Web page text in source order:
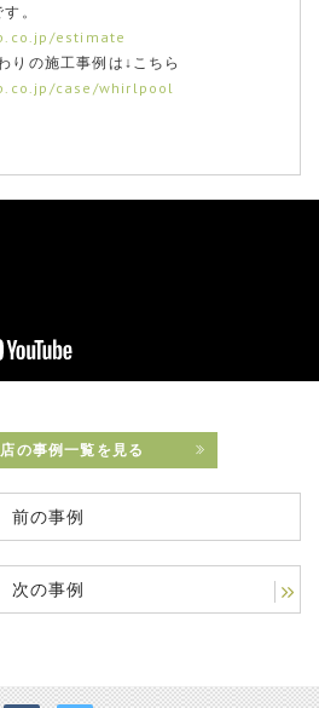
。
estimate
りの施工事例は↓こちら
case/whirlpool
の事例一覧を見る
前の事例
次の事例